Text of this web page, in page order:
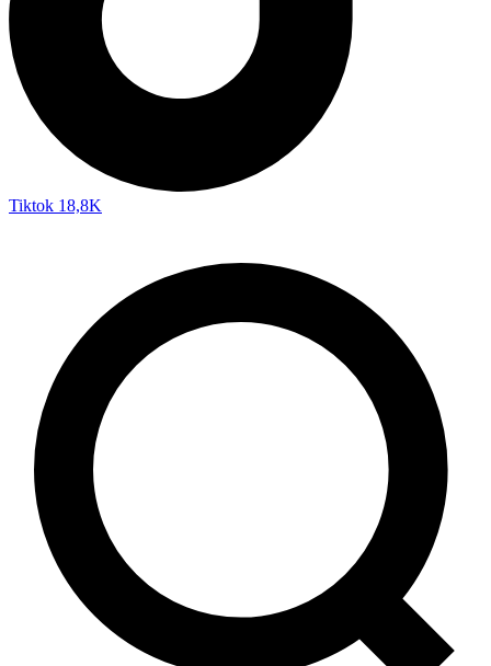
Tiktok 18,8K